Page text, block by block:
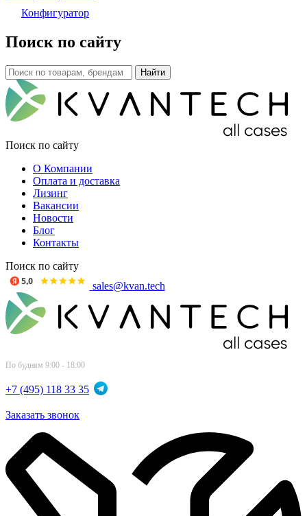
Конфигуратор
Поиск по сайту
Поиск по сайту
О Компании
Оплата и доставка
Лизинг
Вакансии
Новости
Блог
Контакты
Поиск по сайту
sales@kvan.tech
По будням 9:00 - 18:00
+7 (495) 118 33 35
Заказать звонок